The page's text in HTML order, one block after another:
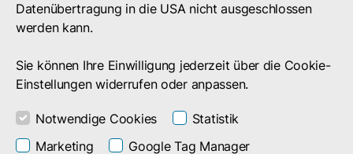
Prozesse effizient überwachen
Datenübertragung in die USA nicht ausgeschlossen
werden kann.
Sie können Ihre Einwilligung jederzeit über die Cookie-
Einstellungen widerrufen oder anpassen.
Notwendige Cookies
Statistik
Marketing
Google Tag Manager